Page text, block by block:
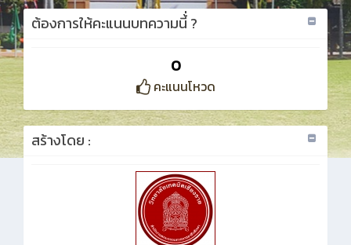
ต้องการให้คะแนนบทความนี้่ ?
0
คะแนนโหวด
สร้างโดย :